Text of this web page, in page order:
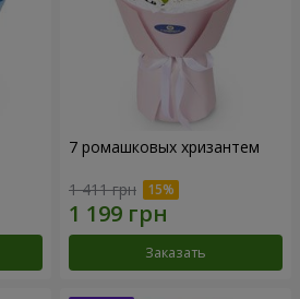
7 ромашковых хризантем
1 411 грн
Заказать